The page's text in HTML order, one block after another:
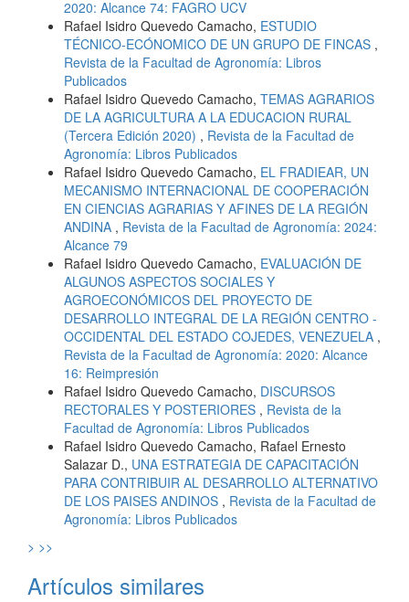
2020: Alcance 74: FAGRO UCV
Rafael Isidro Quevedo Camacho, ESTUDIO
TÉCNICO-ECÓNOMICO DE UN GRUPO DE FINCAS ,
Revista de la Facultad de Agronomía: Libros
Publicados
Rafael Isidro Quevedo Camacho, TEMAS AGRARIOS
DE LA AGRICULTURA A LA EDUCACION RURAL
(Tercera Edición 2020) , Revista de la Facultad de
Agronomía: Libros Publicados
Rafael Isidro Quevedo Camacho, EL FRADIEAR, UN
MECANISMO INTERNACIONAL DE COOPERACIÓN
EN CIENCIAS AGRARIAS Y AFINES DE LA REGIÓN
ANDINA , Revista de la Facultad de Agronomía: 2024:
Alcance 79
Rafael Isidro Quevedo Camacho, EVALUACIÓN DE
ALGUNOS ASPECTOS SOCIALES Y
AGROECONÓMICOS DEL PROYECTO DE
DESARROLLO INTEGRAL DE LA REGIÓN CENTRO -
OCCIDENTAL DEL ESTADO COJEDES, VENEZUELA ,
Revista de la Facultad de Agronomía: 2020: Alcance
16: Reimpresión
Rafael Isidro Quevedo Camacho, DISCURSOS
RECTORALES Y POSTERIORES , Revista de la
Facultad de Agronomía: Libros Publicados
Rafael Isidro Quevedo Camacho, Rafael Ernesto
Salazar D., UNA ESTRATEGIA DE CAPACITACIÓN
PARA CONTRIBUIR AL DESARROLLO ALTERNATIVO
DE LOS PAISES ANDINOS , Revista de la Facultad de
Agronomía: Libros Publicados
> >>
Artículos similares